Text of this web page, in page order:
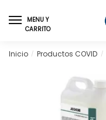
to
navigation
to
content
MENU Y
CARRITO
Inicio / Productos COVID /